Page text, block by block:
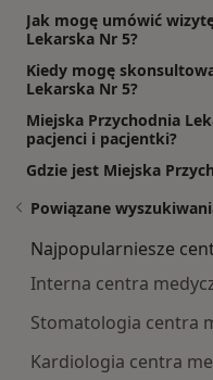
Jak mogę umówić
Lekarska Nr 5?
Kiedy mogę
Lekarska Nr 5?
Miejska Przychodnia
pacjenci i pacjentki?
Gdzie jest Miejska
Powiązane
Najpopularniesze
Interna centra
Stomatologia centra
Kardiologia centra